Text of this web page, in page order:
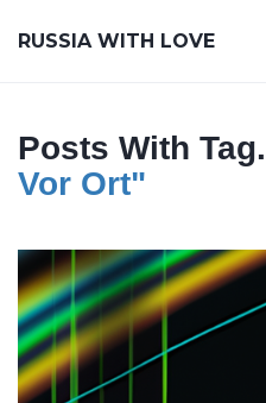
RUSSIA WITH LOVE
Posts With Tag.
Vor Ort"